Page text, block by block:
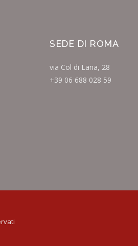
SEDE DI ROMA
via Col di Lana, 28
+39 06 688 028 59